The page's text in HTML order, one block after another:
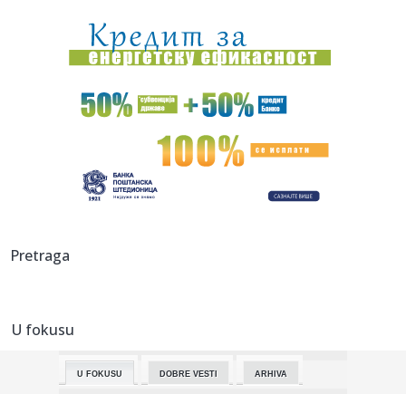
22:09:Bolomboj ne ide u Asvel – iskusni centar se seli u Španiju
22:08:U Vlasotincu građani traže još jedan referendum protiv
betonsk...
Jeziv prizor u pogrebnom zavodu: Pronađeno više od 50
22:01:Vikend horoskop za 8. i 9. avgust 2026: Vrhunac Lavlje
Srbiju na ...
21:56:
21:54: Veliki preokret: Ipak postižu dogovor?
Pretraga
U fokusu
U FOKUSU DOBRE VESTI ARHIVA